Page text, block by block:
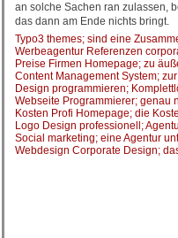
an solche Sachen ran zulassen,
das dann am Ende nichts bringt.
Typo3 themes; sind eine
Werbeagentur Referenzen
Preise Firmen Homepage; zu
Content Management System;
Design programmieren;
Webseite Programmierer; genau
Kosten Profi Homepage; die
Logo Design professionell;
Social marketing; eine Agentur
Webdesign Corporate Design;